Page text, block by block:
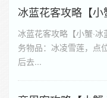
冰蓝花客攻略【小
冰蓝花客攻略【小蟹·
务物品：冰凌雪莲，点
后去...